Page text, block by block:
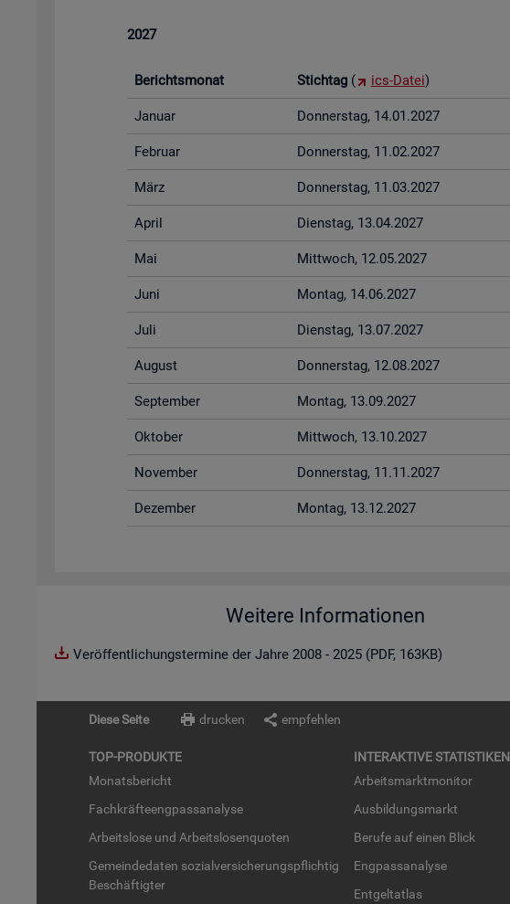
2027
Be­richts­mo­nat Stich­tag ( ics-Datei)
Ja­nu­ar Don­ners­tag, 14.01.2027
Fe­bru­ar Don­ners­tag, 11.02.2027
März Don­ners­tag, 11.03.2027
April Diens­tag, 13.04.2027
Mai Mitt­woch, 12.05.2027
Juni Mon­tag, 14.06.2027
Juli Diens­tag, 13.07.2027
Au­gust Don­ners­tag, 12.08.2027
Sep­tem­ber Mon­tag, 13.09.2027
Ok­to­ber Mitt­woch, 13.10.2027
No­vem­ber Don­ners­tag, 11.11.2027
De­zem­ber Mon­tag, 13.12.2027
Weitere Informationen
Veröffentlichungstermine der Jahre 2008 - 2025 (PDF, 163KB)
Diese Seite drucken empfehlen
TOP-PRO­DUK­TE
Mo­nats­be­richt
Fach­kräf­te­eng­pass­ana­ly­se
Ar­beits­lo­se und Ar­beits­lo­sen­quo­ten
Ge­mein­de­da­ten so­zi­al­ver­si­che­rungs­pflich­tig
Be­schäf­tig­ter
IN­TER­AK­TI­VE STA­TIS­TI­KEN
Ar­beits­markt­mo­ni­tor
Aus­bil­dungs­markt
Be­ru­fe auf einen Blick
Eng­pass­ana­ly­se
Ent­gel­t­at­las